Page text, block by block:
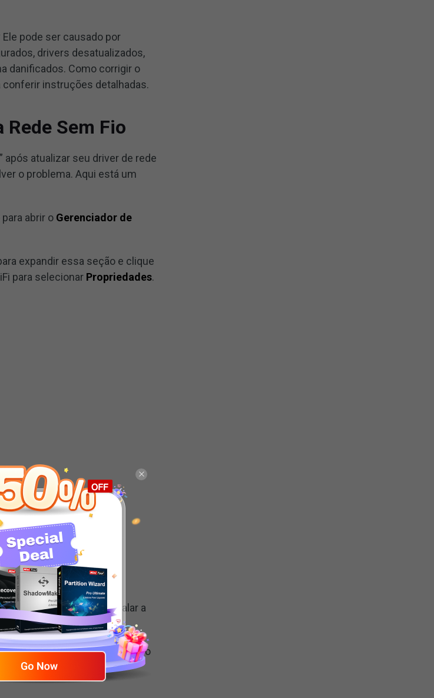
pode ser causado por
drivers desatualizados,
danificados. Como corrigir o
instruções detalhadas.
Rede Sem Fio
atualizar seu driver de rede
o problema. Aqui está um
abrir o Gerenciador de
expandir essa seção e clique
para selecionar Propriedades.
Reverter Driverpara instalar a
em vigor e verifique se o